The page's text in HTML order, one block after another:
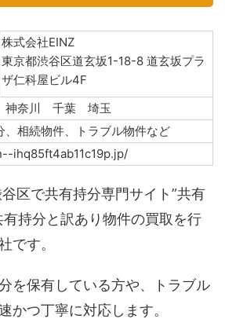
株式会社EINZ
東京都渋谷区道玄坂1-18-8 道玄坂プラ
ザ仁科屋ビル4F
神奈川 千葉 埼玉
、相続物件、トラブル物件など
ihq85ft4ab11c19p.jp/
区で共有持分専門サイト”共有
有持分と訳あり物件の買取を行
です。
を保有している方や、トラブル
かつ丁寧に対応します。